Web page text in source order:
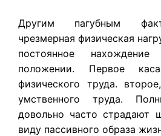
Другим пагубным
чрезмерная физическая
постоянное
положении. Первое
физического труда.
умственного труда.
довольно часто страдают
виду пассивного образа